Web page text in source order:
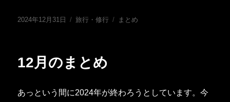
投
2024年12月31日
カ
ー
旅行・修行
タ
まとめ
12月のまとめ
あっという間に2024年が終わろうとしています。今